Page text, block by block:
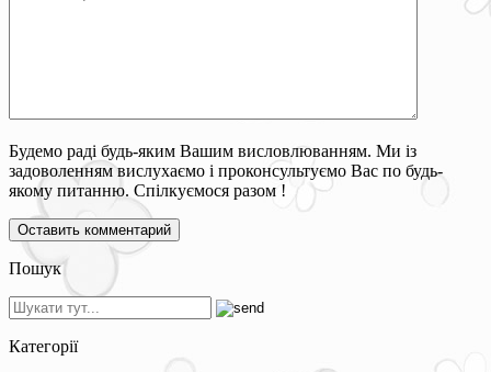
Будемо раді будь-яким Вашим висловлюванням. Ми із
задоволенням вислухаємо і проконсультуємо Вас по будь-
якому питанню. Спілкуємося разом !
Пошук
Категорії